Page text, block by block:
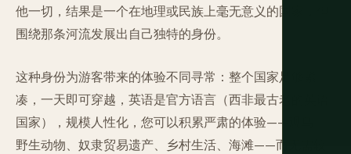
他一切，结果是一个在地理或民族上毫无意义的国家，但
围绕那条河流发展出自己独特的身份。
这种身份为游客带来的体验不同寻常：整个国家足够紧
凑，一天即可穿越，英语是官方语言（西非最古老的英语
国家），规模人性化，您可以积累严肃的体验——观鸟、
野生动物、奴隶贸易遗产、乡村生活、海滩——而无需较